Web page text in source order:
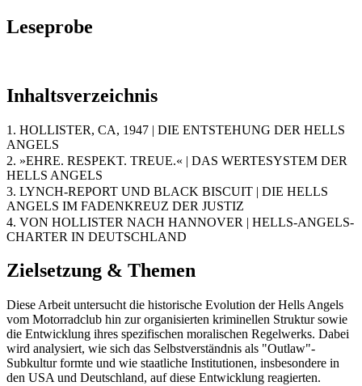
Leseprobe
Inhaltsverzeichnis
1. HOLLISTER, CA, 1947 | DIE ENTSTEHUNG DER HELLS
ANGELS
2. »EHRE. RESPEKT. TREUE.« | DAS WERTESYSTEM DER
HELLS ANGELS
3. LYNCH-REPORT UND BLACK BISCUIT | DIE HELLS
ANGELS IM FADENKREUZ DER JUSTIZ
4. VON HOLLISTER NACH HANNOVER | HELLS-ANGELS-
CHARTER IN DEUTSCHLAND
Zielsetzung & Themen
Diese Arbeit untersucht die historische Evolution der Hells Angels
vom Motorradclub hin zur organisierten kriminellen Struktur sowie
die Entwicklung ihres spezifischen moralischen Regelwerks. Dabei
wird analysiert, wie sich das Selbstverständnis als "Outlaw"-
Subkultur formte und wie staatliche Institutionen, insbesondere in
den USA und Deutschland, auf diese Entwicklung reagierten.